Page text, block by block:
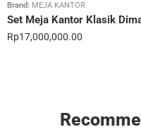
Brand: MEJA KANTOR
Set Meja Kantor Klasik
Rp17,000,000.00